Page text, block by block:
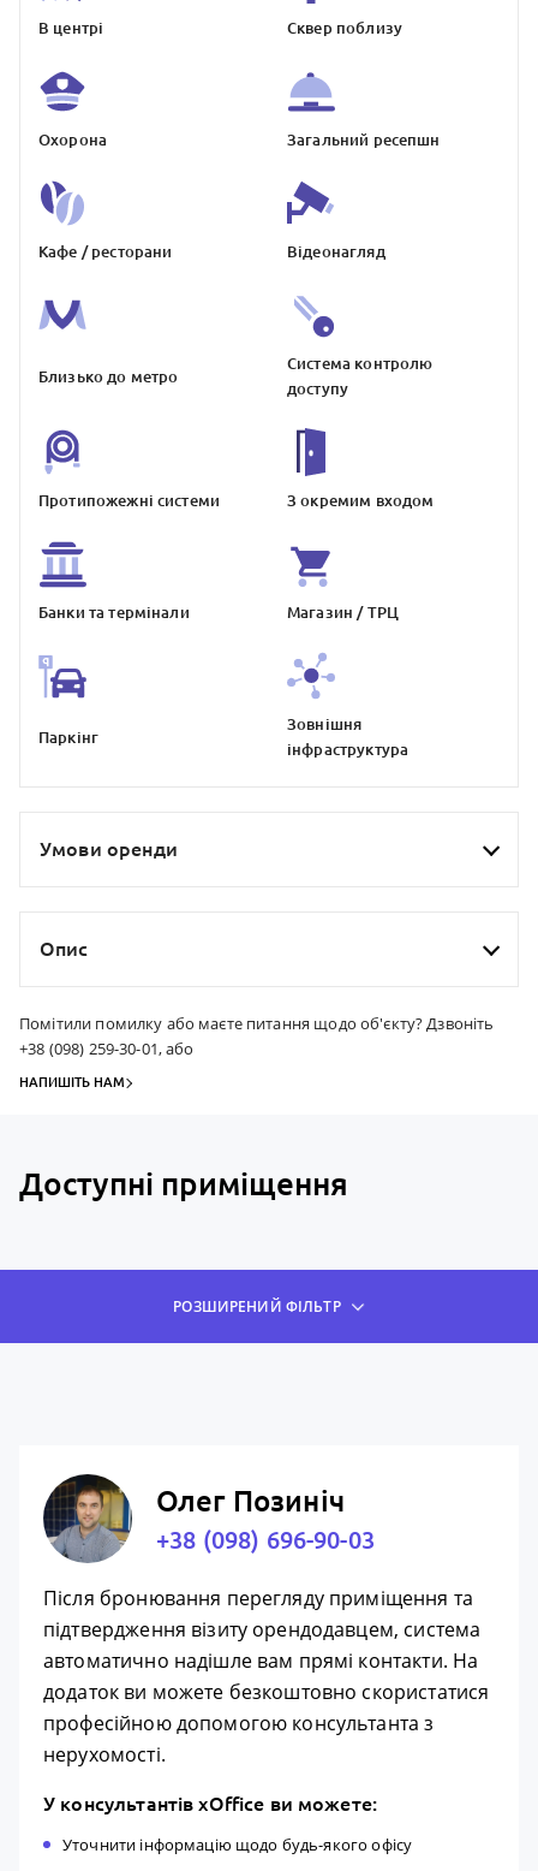
В центрі Сквер поблизу
Охорона Загальний ресепшн
Кафе / ресторани Відеонагляд
Близько до метро
Система контролю
доступу
Протипожежнi системи З окремим входом
Банки та термiнали Магазин / ТРЦ
Паркiнг
Зовнiшня
iнфраструктура
Умови оренди
Опис
Помітили помилку або маєте питання щодо об'єкту? Дзвоніть
+38 (098) 259-30-01, або
НАПИШІТЬ НАМ
Доступні приміщення
РОЗШИРЕНИЙ ФІЛЬТР
Олег Позиніч
+38 (098) 696-90-03
Після бронювання перегляду приміщення та
підтвердження візиту орендодавцем, система
автоматично надішле вам прямі контакти. На
додаток ви можете безкоштовно скористатися
професійною допомогою консультанта з
нерухомості.
У консультантів xOffice ви можете:
Уточнити інформацію щодо будь-якого офісу